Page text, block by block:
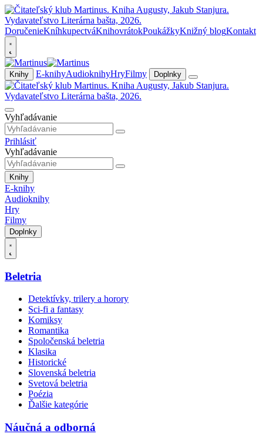
DoručenieKníhkupectváKnihovrátokPoukážkyKnižný blogKontakt
Knihy E-knihyAudioknihyHryFilmy Doplnky
Vyhľadávanie
Prihlásiť
Vyhľadávanie
Knihy
E-knihy
Audioknihy
Hry
Filmy
Doplnky
Beletria
Detektívky, trilery a horory
Sci-fi a fantasy
Komiksy
Romantika
Spoločenská beletria
Klasika
Historické
Slovenská beletria
Svetová beletria
Poézia
Ďalšie kategórie
Náučná a odborná